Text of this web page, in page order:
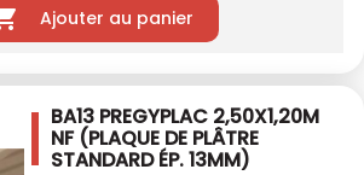
Ajouter au panier
BA13 PREGYPLAC 2,50X1,20M
NF (PLAQUE DE PLÂTRE
STANDARD ÉP. 13MM)